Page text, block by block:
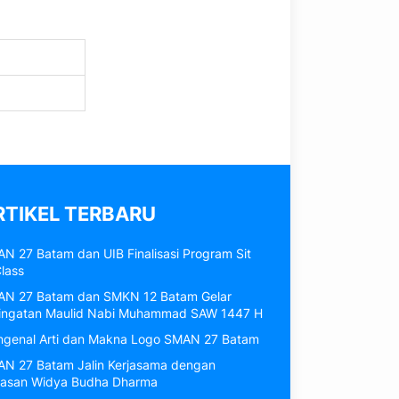
TERBARU
27 Batam dan UIB Finalisasi Program Sit
27 Batam dan SMKN 12 Batam Gelar
Maulid Nabi Muhammad SAW 1447 H
Arti dan Makna Logo SMAN 27 Batam
27 Batam Jalin Kerjasama dengan
Widya Budha Dharma